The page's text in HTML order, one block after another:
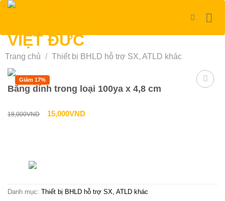
Bỏ
dung
Trang chủ / Thiết bị BHLD hỗ trợ SX, ATLD khác
Giảm 17%
Băng dính trong loại 100ya x 4,8 cm
18,000VND
Giá
15,000VNDGiá
15,000VND.
Danh mục: Thiết bị BHLD hỗ trợ SX, ATLD khác